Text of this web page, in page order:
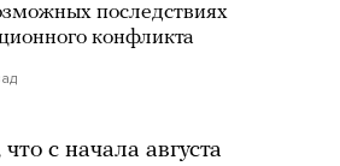
последствиях
конфликта
с начала августа